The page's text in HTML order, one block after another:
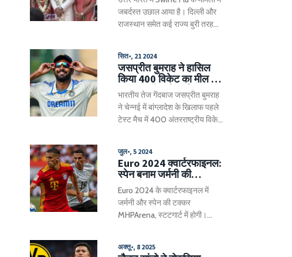
के उपाय
जबर्दस्त उछाल आया है। दिल्ली और
राजस्थान समेत कई राज्य बुरी तरह
वैक्सीनेशन, मास्क और समय रहते
इलाज को जरूरी बताया जा रहा है।
सित॰, 21 2024
जसप्रीत बुमराह ने हासिल
किया 400 विकेट का मील का
पत्थर, कपिल देव और
मोहम्मद शमी के बाद तीसरे
सबसे तेज भारतीय गेंदबाज
भारतीय तेज गेंदबाज जसप्रीत बुमराह
ने चेन्नई में बांग्लादेश के खिलाफ पहले
टेस्ट मैच में 400 अंतरराष्ट्रीय विकेट
मोहम्मद शमी के बाद यह उपलब्धि
हासिल करने वाले तीसरे सबसे तेज
भारतीय गेंदबाज हैं। बुमराह ने 227
पारियों में यह मुकाम हासिल किया।
जुल॰, 5 2024
Euro 2024 क्वार्टरफाइनल:
स्पेन बनाम जर्मनी की
रणनीतिक जंग
Euro 2024 के क्वार्टरफाइनल में
जर्मनी और स्पेन की टक्कर
MHPArena, स्टटगार्ट में होगी।
बेहतरीन प्रदर्शन किया है। दोनों टीमें
अक्तू॰, 8 2025